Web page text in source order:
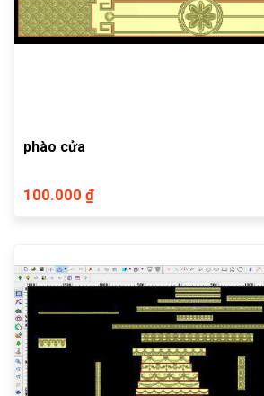
phào cửa
100.000 ₫